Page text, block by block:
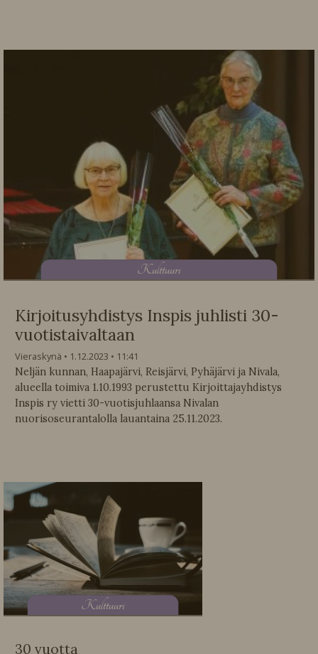
Kulttuuri
Kirjoitusyhdistys Inspis juhlisti 30-
vuotistaivaltaan
Vieraskynä 1.12.2023
11:41
Neljän kunnan, Haapajärvi, Reisjärvi, Pyhäjärvi ja Nivala,
alueella toimiva 1.10.1993 perustettu Kirjoittajayhdistys
Inspis ry vietti 30-vuotisjuhlaansa Nivalan
nuorisoseurantalolla lauantaina 25.11.2023.
Kulttuuri
30 vuotta